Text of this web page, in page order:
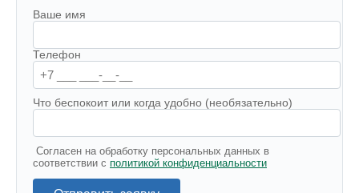
Ваше имя
Телефон
Что беспокоит или когда удобно (необязательно)
Согласен на обработку персональных данных в
соответствии с политикой конфиденциальности